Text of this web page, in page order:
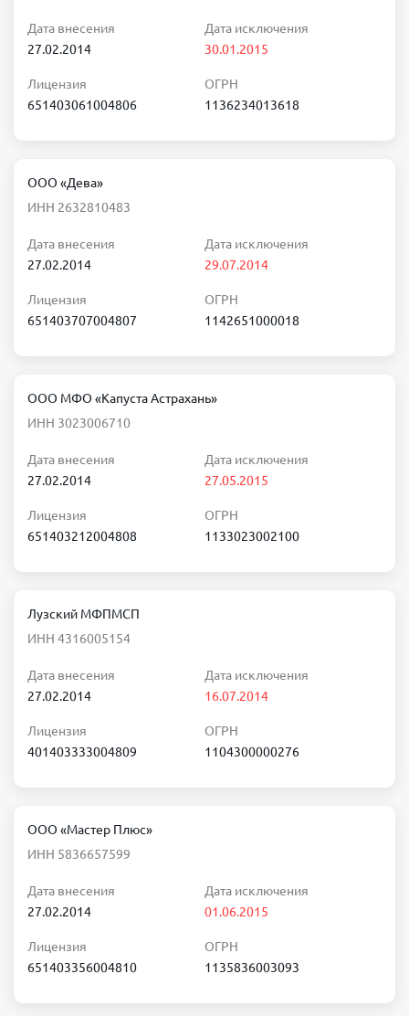
Дата внесения
27.02.2014
Дата исключения
30.01.2015
Лицензия
651403061004806
ОГРН
1136234013618
ООО «Дева»
ИНН 2632810483
Дата внесения
27.02.2014
Дата исключения
29.07.2014
Лицензия
651403707004807
ОГРН
1142651000018
ООО МФО «Капуста Астрахань»
ИНН 3023006710
Дата внесения
27.02.2014
Дата исключения
27.05.2015
Лицензия
651403212004808
ОГРН
1133023002100
Лузский МФПМСП
ИНН 4316005154
Дата внесения
27.02.2014
Дата исключения
16.07.2014
Лицензия
401403333004809
ОГРН
1104300000276
ООО «Мастер Плюс»
ИНН 5836657599
Дата внесения
27.02.2014
Дата исключения
01.06.2015
Лицензия
651403356004810
ОГРН
1135836003093